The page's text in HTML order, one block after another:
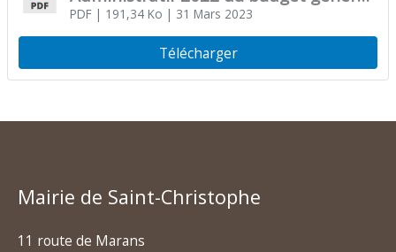
de la commune
PDF| 191,34 Ko | 31 Mars 2023
Télécharger
Mairie de Saint-Christophe
11 route de Marans